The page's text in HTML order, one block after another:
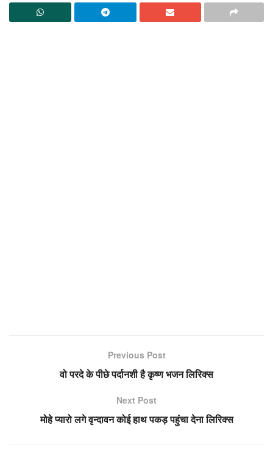
Previous Post
वो परदे के पीछे पर्दानशी है कृष्ण भजन लिरिक्स
Next Post
मोहे प्यारो लगे वृन्दावन कोई हाथ पकड़ पहुंचा देना लिरिक्स